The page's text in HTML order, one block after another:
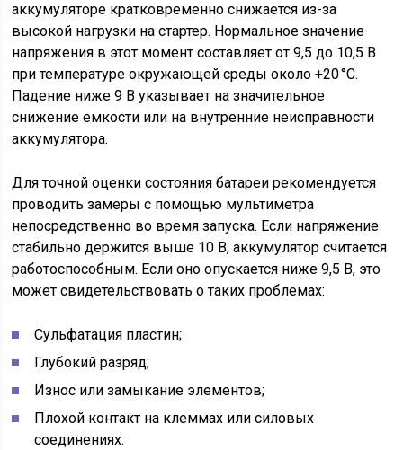
аккумуляторе кратковременно снижается из-за
высокой нагрузки на стартер. Нормальное значение
напряжения в этот момент составляет от 9,5 до 10,5 В
при температуре окружающей среды около +20 °C.
Падение ниже 9 В указывает на значительное
снижение емкости или на внутренние неисправности
аккумулятора.
Для точной оценки состояния батареи рекомендуется
проводить замеры с помощью мультиметра
непосредственно во время запуска. Если напряжение
стабильно держится выше 10 В, аккумулятор считается
работоспособным. Если оно опускается ниже 9,5 В, это
может свидетельствовать о таких проблемах:
Сульфатация пластин;
Глубокий разряд;
Износ или замыкание элементов;
Плохой контакт на клеммах или силовых
соединениях.